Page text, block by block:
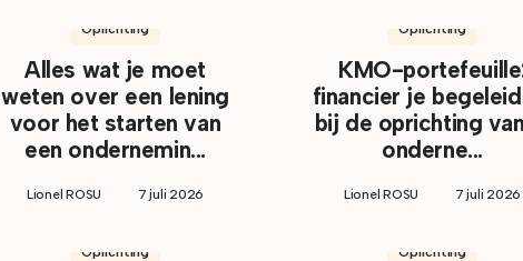
Oprichting
Alles wat je moet
weten over een lening
voor het starten van
een ondernemin...
Lionel ROSU 7 juli 2026
Oprichting
KMO-
financier je
bij de oprichting
onderne...
Lionel ROSU 7 juli 2026
Oprichting Oprichting